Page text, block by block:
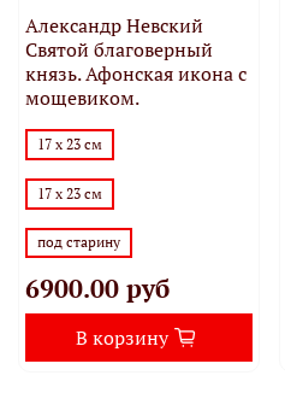
Александр Невский
Святой благоверный
князь. Афонская икона с
мощевиком.
17 х 23 см
17 х 23 см
под старину
6900.00 руб
В корзину